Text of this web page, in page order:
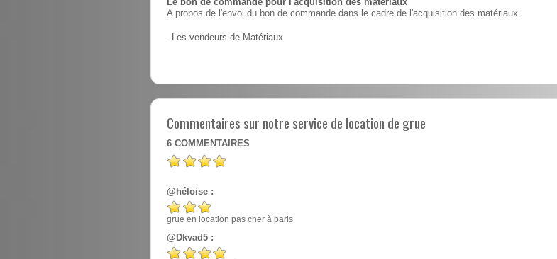
Le bon de commande pour l'acquisition des matériaux
A propos de l'envoi du bon de commande dans le cadre de l'acquisition des matériaux.
- Les vendeurs de Matériaux
Commentaires sur notre service de location de grue
6 COMMENTAIRES
@héloise :
grue en location pas cher à paris
@Dkvad5 :